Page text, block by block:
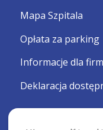
Mapa Szpitala
Opłata za parking
Informacje dla firm
Deklaracja